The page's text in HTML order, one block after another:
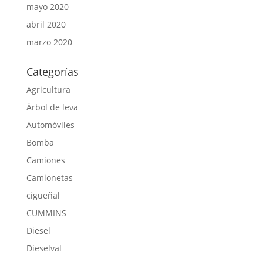
mayo 2020
abril 2020
marzo 2020
Categorías
Agricultura
Árbol de leva
Automóviles
Bomba
Camiones
Camionetas
cigüeñal
CUMMINS
Diesel
Dieselval